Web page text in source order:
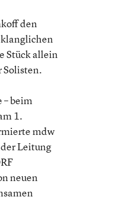
den
Stück allein
Solisten.
– beim
1.
mdw
Leitung
neuen